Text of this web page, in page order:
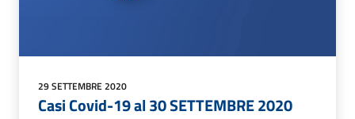
29 SETTEMBRE 2020
Casi Covid-19 al 30 SETTEMBRE 2020